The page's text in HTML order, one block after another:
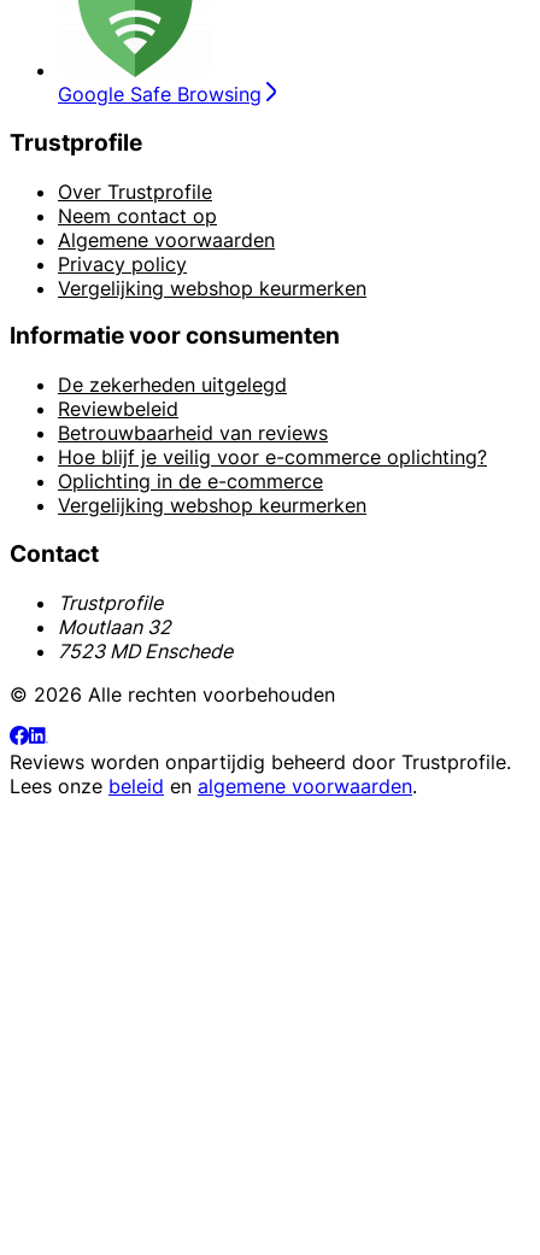
Google Safe Browsing
Trustprofile
Over Trustprofile
Neem contact op
Algemene voorwaarden
Privacy policy
Vergelijking webshop keurmerken
Informatie voor consumenten
De zekerheden uitgelegd
Reviewbeleid
Betrouwbaarheid van reviews
Hoe blijf je veilig voor e-commerce oplichting?
Oplichting in de e-commerce
Vergelijking webshop keurmerken
Contact
Trustprofile
Moutlaan 32
7523 MD Enschede
© 2026 Alle rechten voorbehouden
Reviews worden onpartijdig beheerd door Trustprofile.
Lees onze beleid en algemene voorwaarden.